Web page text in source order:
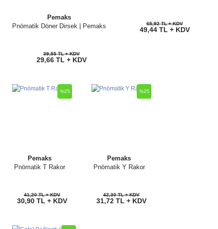
Pemaks
Pnömatik Döner Dirsek | Pemaks
39,55 TL + KDV
29,66 TL + KDV
65,92 TL + KDV
49,44 TL + KDV
Pemaks
Pnömatik T Rakor
%25
41,20 TL + KDV
30,90 TL + KDV
Pemaks
Pnömatik Y Rakor
%25
42,30 TL + KDV
31,72 TL + KDV